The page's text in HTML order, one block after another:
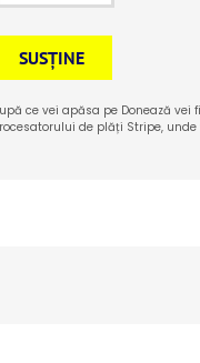
SUSȚINE
ce vei apăsa pe Donează
de plăți Stripe,